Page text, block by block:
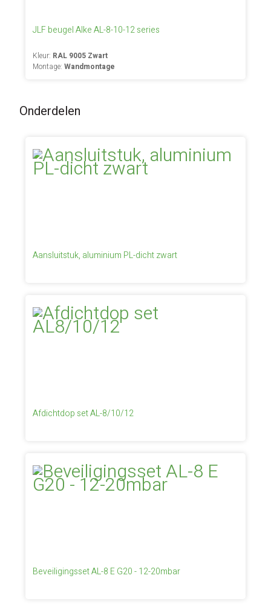
JLF beugel Alke AL-8-10-12 series
Kleur: RAL 9005 Zwart
Montage:Wandmontage
Onderdelen
Aansluitstuk, aluminium PL-dicht zwart
Afdichtdop set AL-8/10/12
Beveiligingsset AL-8 E G20 - 12-20mbar